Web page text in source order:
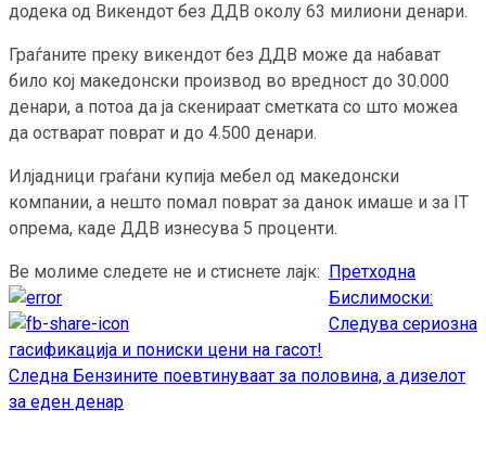
додека од Викендот без ДДВ околу 63 милиони денари.
Граѓаните преку викендот без ДДВ може да набават
било кој македонски производ во вредност до 30.000
денари, а потоа да ја скенираат сметката со што можеа
да остварат поврат и до 4.500 денари.
Илјадници граѓани купија мебел од македонски
компании, а нешто помал поврат за данок имаше и за IT
опрема, каде ДДВ изнесува 5 проценти.
Ве молиме следете не и стиснете лајк:
Continue
Reading
Претходна
Бислимоски:
Следува сериозна
гасификација и пониски цени на гасот!
Следна Бензините поевтинуваат за половина, а дизелот
за еден денар